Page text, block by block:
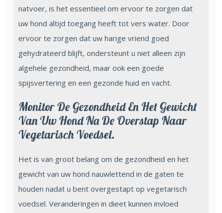
natvoer, is het essentieel om ervoor te zorgen dat
uw hond altijd toegang heeft tot vers water. Door
ervoor te zorgen dat uw harige vriend goed
gehydrateerd blijft, ondersteunt u niet alleen zijn
algehele gezondheid, maar ook een goede
spijsvertering en een gezonde huid en vacht.
Monitor De Gezondheid En Het Gewicht
Van Uw Hond Na De Overstap Naar
Vegetarisch Voedsel.
Het is van groot belang om de gezondheid en het
gewicht van uw hond nauwlettend in de gaten te
houden nadat u bent overgestapt op vegetarisch
voedsel. Veranderingen in dieet kunnen invloed